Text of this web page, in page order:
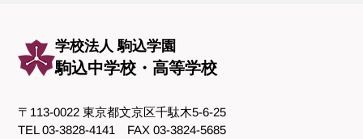
学校法人 駒込学園
駒込中学校・高等学校
〒113-0022 東京都文京区千駄木5-6-25
TEL 03-3828-4141 FAX 03-3824-5685